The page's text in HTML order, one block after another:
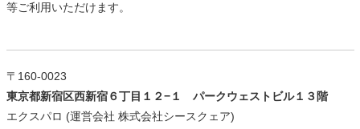
等ご利用いただけます。
〒160-0023
東京都新宿区西新宿６丁目１２−１ パークウェストビル１３階
エクスパロ (運営会社 株式会社シースクェア)